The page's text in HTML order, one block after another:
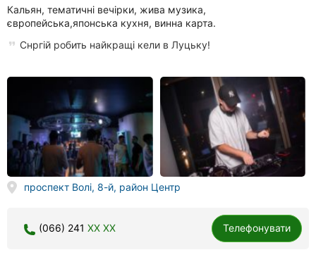
Всі
рубрики
міста:
Луцьк
Вінниця
Кальян, тематичні вечірки, жива музика,
європейська,японська кухня, винна карта.
Снргій робить найкращі кели в Луцьку!
проспект Волі, 8-й, район Центр
(066) 241 XX XX Телефонувати